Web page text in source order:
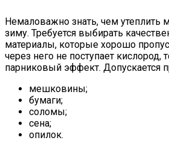
Немаловажно знать, чем
зиму. Требуется выбирать
материалы, которые хорошо
через него не поступает кислород,
парниковый эффект. Допускается
мешковины;
бумаги;
соломы;
сена;
опилок.